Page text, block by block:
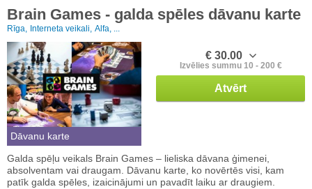
Brain Games - galda spēles dāvanu karte
Rīga, Interneta veikali, Alfa, ...
Dāvanu karte
€ 30.00
Izvēlies summu 10 - 200 €
Atvērt
Galda spēļu veikals Brain Games – lieliska dāvana ģimenei,
absolventam vai draugam. Dāvanu karte, ko novērtēs visi, kam
patīk galda spēles, izaicinājumi un pavadīt laiku ar draugiem.